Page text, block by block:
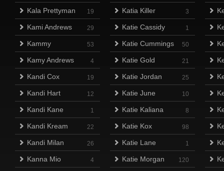
Kala Prettyman 19
Kami Andrews 29
Kammy 53
Kamy Andrews 4
Kandi Cox 19
Kandi Hart 12
Kandi Kane 1
Kandi Kream 22
Kandi Milan 26
Kanna Mio 4
Katia Killer 3
Katie Cassidy 1
Katie Cummings 50
Katie Gold 21
Katie Jordan 25
Katie June 10
Katie Kaliana 8
Katie Kox 98
Katie Lane 1
Katie Morgan 120